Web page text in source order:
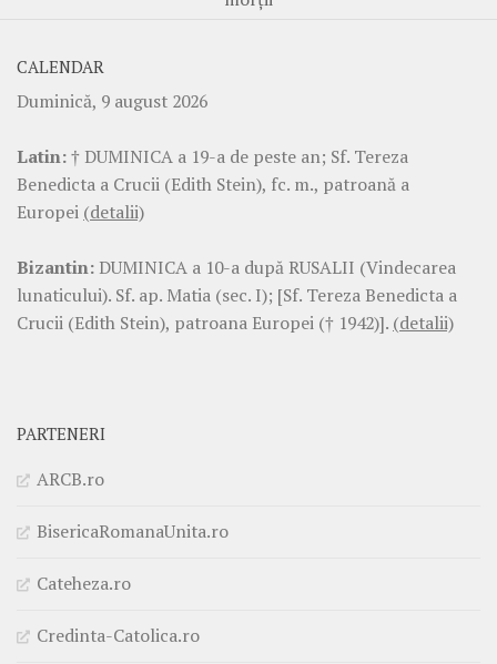
CALENDAR
Duminică, 9 august 2026
Latin:† DUMINICA a 19-a de peste an; Sf. Tereza
Benedicta a Crucii (Edith Stein), fc. m., patroană a
Europei (detalii)
Bizantin: DUMINICA a 10-a după RUSALII (Vindecarea
lunaticului). Sf. ap. Matia (sec. I); [Sf. Tereza Benedicta a
Crucii (Edith Stein), patroana Europei († 1942)]. (detalii)
PARTENERI
ARCB.ro
BisericaRomanaUnita.ro
Cateheza.ro
Credinta-Catolica.ro